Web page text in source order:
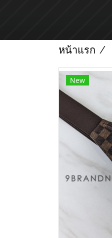
หน้าแรก
New